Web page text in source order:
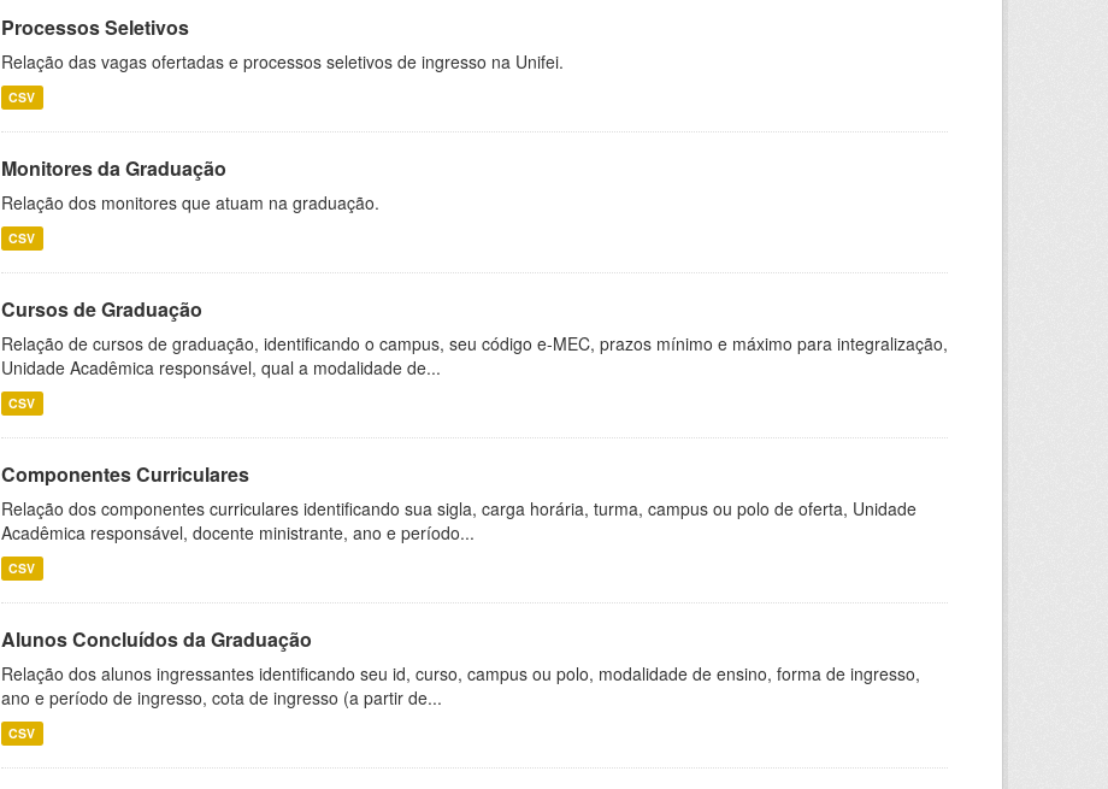
Processos Seletivos
Relação das vagas ofertadas e processos seletivos de ingresso na Unifei.
CSV
Monitores da Graduação
Relação dos monitores que atuam na graduação.
CSV
Cursos de Graduação
Relação de cursos de graduação, identificando o campus, seu código e-MEC, prazos mínimo e máximo para integralização,
Unidade Acadêmica responsável, qual a modalidade de...
CSV
Componentes Curriculares
Relação dos componentes curriculares identificando sua sigla, carga horária, turma, campus ou polo de oferta, Unidade
Acadêmica responsável, docente ministrante, ano e período...
CSV
Alunos Concluídos da Graduação
Relação dos alunos ingressantes identificando seu id, curso, campus ou polo, modalidade de ensino, forma de ingresso,
ano e período de ingresso, cota de ingresso (a partir de...
CSV